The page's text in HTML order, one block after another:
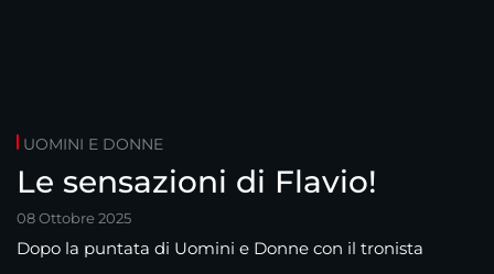
UOMINI E DONNE
Le sensazioni di Flavio!
08 Ottobre 2025
Dopo la puntata di Uomini e Donne con il tronista